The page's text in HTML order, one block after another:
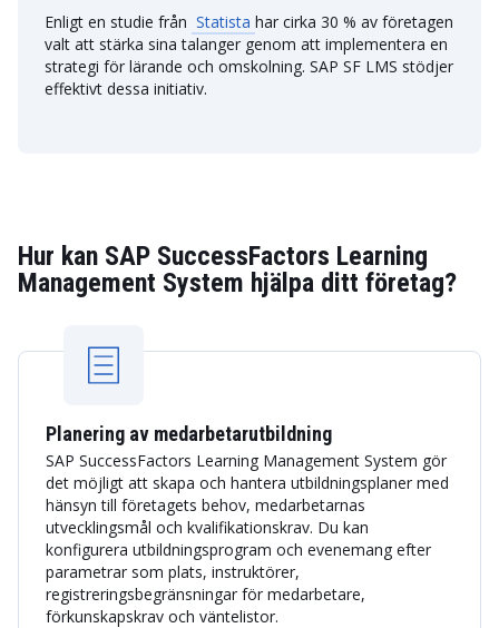
Enligt en studie från Statista har cirka 30 % av företagen
valt att stärka sina talanger genom att implementera en
strategi för lärande och omskolning. SAP SF LMS stödjer
effektivt dessa initiativ.
Hur kan SAP SuccessFactors Learning
Management System hjälpa ditt företag?
Planering av medarbetarutbildning
SAP SuccessFactors Learning Management System gör
det möjligt att skapa och hantera utbildningsplaner med
hänsyn till företagets behov, medarbetarnas
utvecklingsmål och kvalifikationskrav. Du kan
konfigurera utbildningsprogram och evenemang efter
parametrar som plats, instruktörer,
registreringsbegränsningar för medarbetare,
förkunskapskrav och väntelistor.